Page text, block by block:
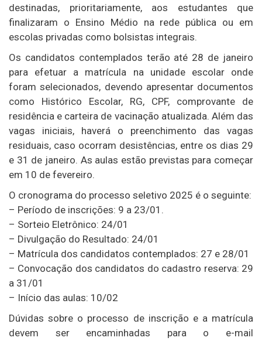
destinadas, prioritariamente, aos estudantes que
finalizaram o Ensino Médio na rede pública ou em
escolas privadas como bolsistas integrais.
Os candidatos contemplados terão até 28 de janeiro
para efetuar a matrícula na unidade escolar onde
foram selecionados, devendo apresentar documentos
como Histórico Escolar, RG, CPF, comprovante de
residência e carteira de vacinação atualizada. Além das
vagas iniciais, haverá o preenchimento das vagas
residuais, caso ocorram desistências, entre os dias 29
e 31 de janeiro. As aulas estão previstas para começar
em 10 de fevereiro.
O cronograma do processo seletivo 2025 é o seguinte:
– Período de inscrições: 9 a 23/01.
– Sorteio Eletrônico: 24/01
– Divulgação do Resultado: 24/01
– Matrícula dos candidatos contemplados: 27 e 28/01
– Convocação dos candidatos do cadastro reserva: 29
a 31/01
– Início das aulas: 10/02
Dúvidas sobre o processo de inscrição e a matrícula
devem ser encaminhadas para o e-mail